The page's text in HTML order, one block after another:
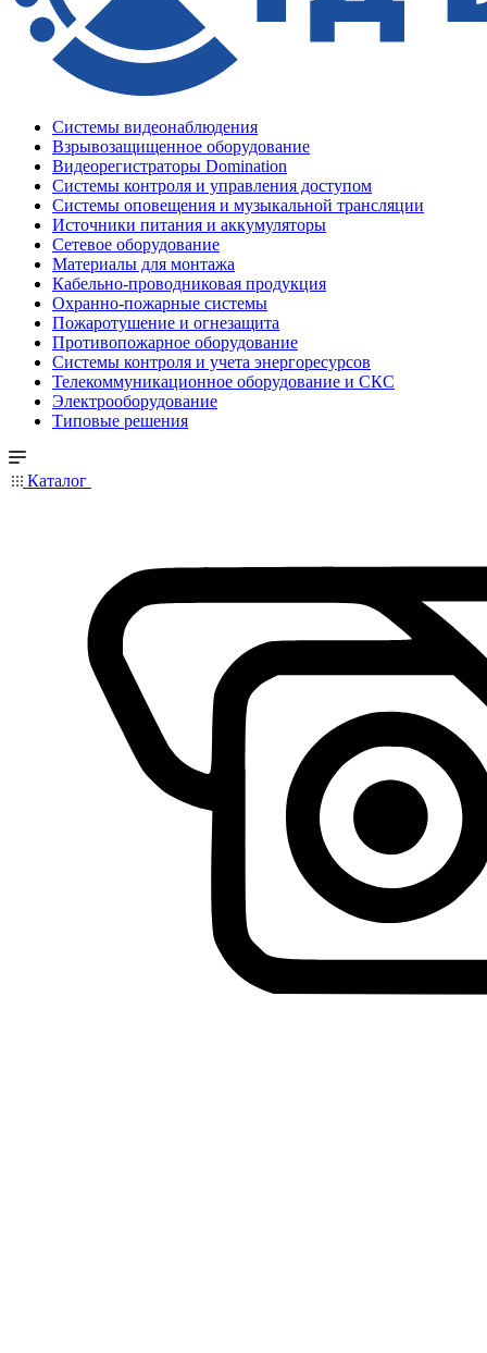
Системы видеонаблюдения
Взрывозащищенное оборудование
Видеорегистраторы Domination
Системы контроля и управления доступом
Системы оповещения и музыкальной трансляции
Источники питания и аккумуляторы
Сетевое оборудование
Материалы для монтажа
Кабельно-проводниковая продукция
Охранно-пожарные системы
Пожаротушение и огнезащита
Противопожарное оборудование
Системы контроля и учета энергоресурсов
Телекоммуникационное оборудование и СКС
Электрооборудование
Типовые решения
Каталог